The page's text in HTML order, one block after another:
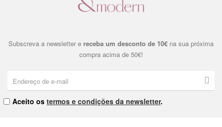
Subscreva a newsletter e receba um desconto de 10€ na sua próxima
compra acima de 50€!
Aceito os termos e condições da newsletter.